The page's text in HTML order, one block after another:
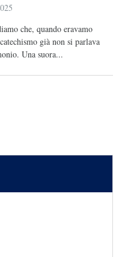
che, quando eravamo
già non si parlava
Una suora...